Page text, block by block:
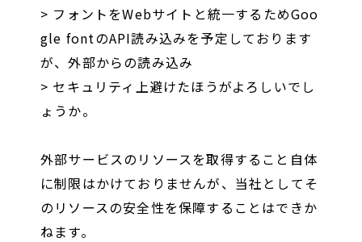
> フォントをWebサイトと統一するためGoo
gle fontのAPI読み込みを予定しております
が、外部からの読み込み
> セキュリティ上避けたほうがよろしいでし
ょうか。
外部サービスのリソースを取得すること自体
に制限はかけておりませんが、当社としてそ
のリソースの安全性を保障することはできか
ねます。